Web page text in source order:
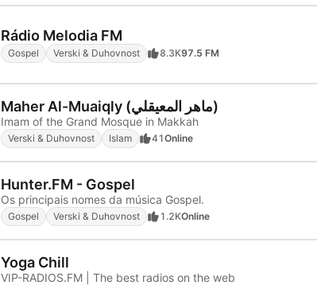
Rádio Melodia FM
Gospel Verski & Duhovnost 8.3K97.5 FM
Maher Al-Muaiqly (ماهر المعيقلي)
Imam of the Grand Mosque in Makkah
Verski & Duhovnost Islam 41Online
Hunter.FM - Gospel
Os principais nomes da música Gospel.
Gospel Verski & Duhovnost 1.2KOnline
Yoga Chill
VIP-RADIOS.FM | The best radios on the web